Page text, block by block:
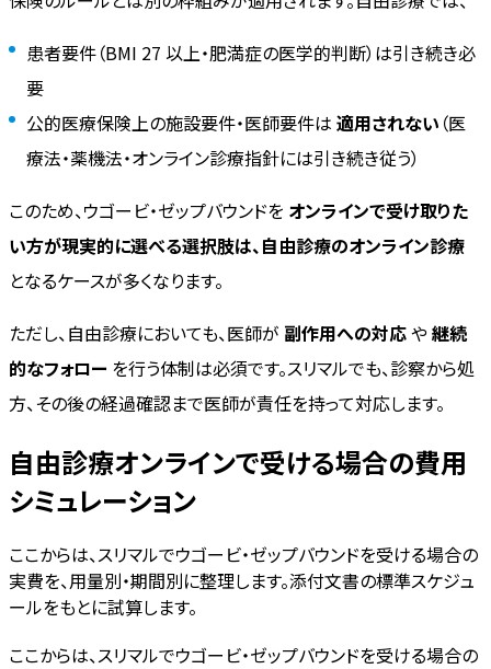
患者要件（BMI 27 以上・肥満症の医学的判断）は引き続き必
要
公的医療保険上の施設要件・医師要件は 適用されない （医
療法・薬機法・オンライン診療指針には引き続き従う）
このため、ウゴービ・ゼップバウンドを オンラインで受け取りた
い方が現実的に選べる選択肢は、自由診療のオンライン診療
となるケースが多くなります。
ただし、自由診療においても、医師が 副作用への対応や継続
的なフォロー を行う体制は必須です。スリマルでも、診察から処
方、その後の経過確認まで医師が責任を持って対応します。
自由診療オンラインで受ける場合の費用
シミュレーション
ここからは、スリマルでウゴービ・ゼップバウンドを受ける場合の
実費を、用量別・期間別に整理します。添付文書の標準スケジュ
ールをもとに試算します。
ここからは、スリマルでウゴービ・ゼップバウンドを受ける場合の